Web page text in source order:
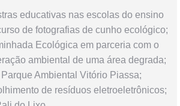
educativas nas escolas do ensino
de fotografias de cunho ecológico;
Ecológica em parceria com o
ambiental de uma área degrada;
Ambiental Vitório Piassa;
de resíduos eletroeletrônicos;